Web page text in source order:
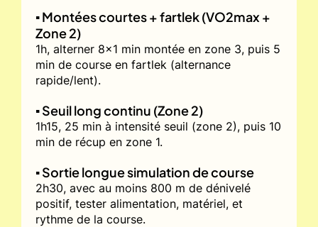
▪️ Montées courtes + fartlek (VO2max +
Zone 2)
1h, alterner 8x1 min montée en zone 3, puis 5
min de course en fartlek (alternance
rapide/lent).
▪️ Seuil long continu (Zone 2)
1h15, 25 min à intensité seuil (zone 2), puis 10
min de récup en zone 1.
▪️ Sortie longue simulation de course
2h30, avec au moins 800 m de dénivelé
positif, tester alimentation, matériel, et
rythme de la course.